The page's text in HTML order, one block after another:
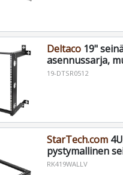
Deltaco19"
asennussarja,
19-DTSR0512
StarTech.com
pystymallinen
RK419WALLV